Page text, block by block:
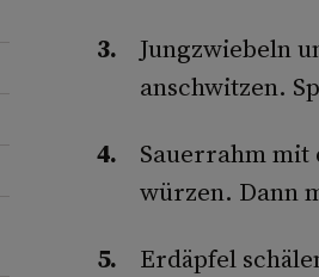
Jungzwiebeln
anschwitzen.
Sauerrahm
würzen. Dann
Erdäpfel